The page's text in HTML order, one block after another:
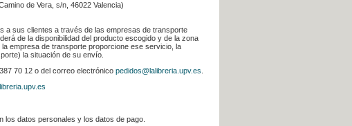
de Vera, s/n, 46022 Valencia)
a sus clientes a través de las empresas de transporte
de la disponibilidad del producto escogido y de la zona
empresa de transporte proporcione ese servicio, la
la situación de su envío.
70 12 o del correo electrónico pedidos@lalibreria.upv.es
los datos personales y los datos de pago.